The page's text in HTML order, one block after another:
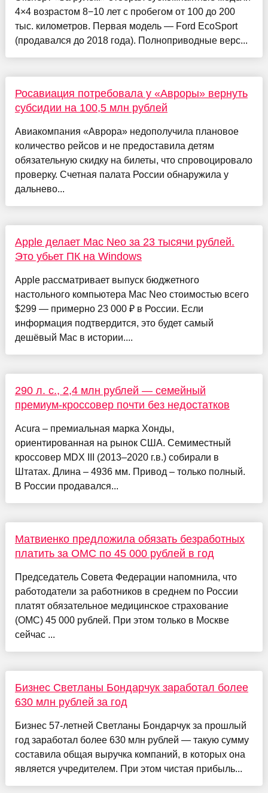
4×4 возрастом 8−10 лет с пробегом от 100 до 200
тыс. километров. Первая модель — Ford EcoSport
(продавался до 2018 года). Полноприводные верс...
Росавиация потребовала у «Авроры» вернуть
субсидии на 100,5 млн рублей
Авиакомпания «Аврора» недополучила плановое
количество рейсов и не предоставила детям
обязательную скидку на билеты, что спровоцировало
проверку. Счетная палата России обнаружила у
дальнево...
Apple делает Mac Neo за 23 тысячи рублей.
Это убьет ПК на Windows
Apple рассматривает выпуск бюджетного
настольного компьютера Mac Neo стоимостью всего
$299 — примерно 23 000 ₽ в России. Если
информация подтвердится, это будет самый
дешёвый Mac в истории....
290 л. с., 2,4 млн рублей — семейный
премиум-кроссовер почти без недостатков
Acura – премиальная марка Хонды,
ориентированная на рынок США. Семиместный
кроссовер MDX III (2013–2020 г.в.) собирали в
Штатах. Длина – 4936 мм. Привод – только полный.
В России продавался...
Матвиенко предложила обязать безработных
платить за ОМС по 45 000 рублей в год
Председатель Совета Федерации напомнила, что
работодатели за работников в среднем по России
платят обязательное медицинское страхование
(ОМС) 45 000 рублей. При этом только в Москве
сейчас ...
Бизнес Светланы Бондарчук заработал более
630 млн рублей за год
Бизнес 57-летней Светланы Бондарчук за прошлый
год заработал более 630 млн рублей — такую сумму
составила общая выручка компаний, в которых она
является учредителем. При этом чистая прибыль...